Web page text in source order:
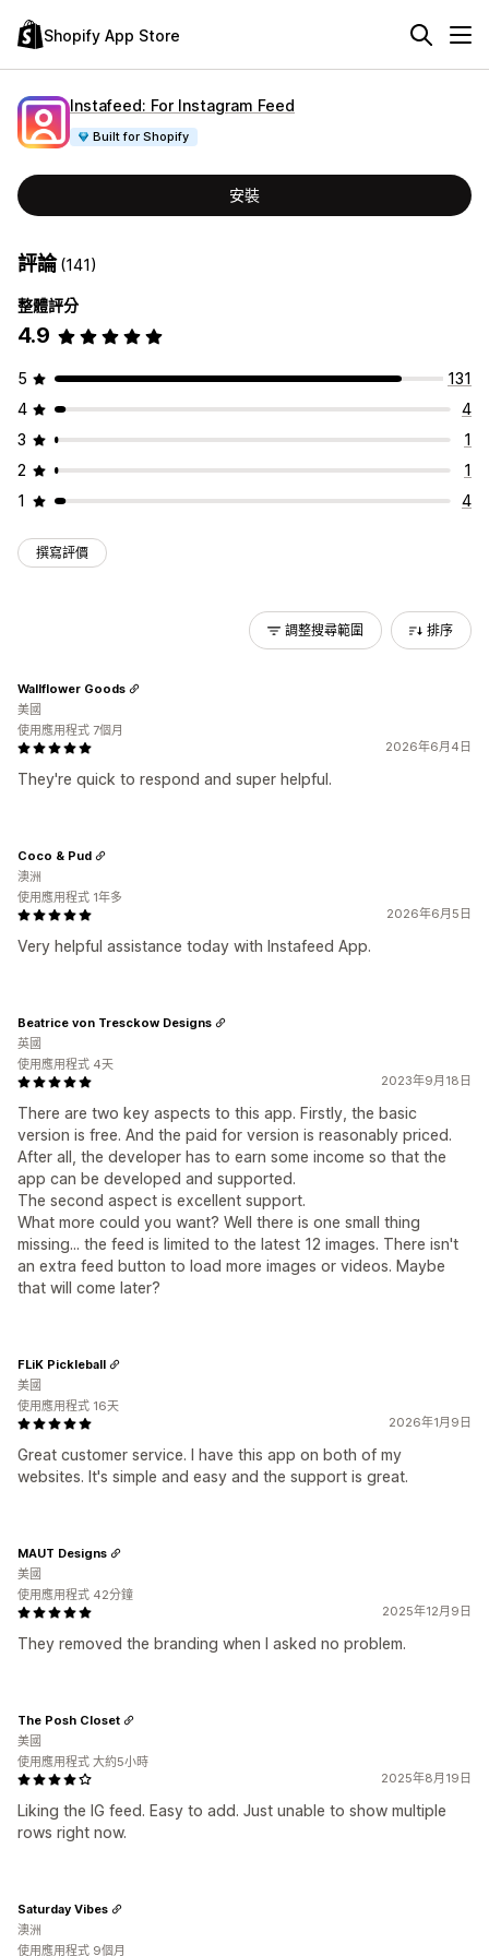
Shopify App Store
Instafeed: For Instagram Feed
Built for Shopify
安裝
評論(141)
整體評分
4.9
5
131
4
4
3
1
2
1
1
4
撰寫評價
調整搜尋範圍 排序
2026年6月4日
They're quick to respond and super helpful.
Wallflower Goods
美國
使用應用程式 7個月
2026年6月5日
Very helpful assistance today with Instafeed App.
Coco & Pud
澳洲
使用應用程式 1年多
2023年9月18日
There are two key aspects to this app. Firstly, the basic
version is free. And the paid for version is reasonably priced.
After all, the developer has to earn some income so that the
app can be developed and supported.
The second aspect is excellent support.
What more could you want? Well there is one small thing
missing... the feed is limited to the latest 12 images. There isn't
an extra feed button to load more images or videos. Maybe
that will come later?
Beatrice von Tresckow Designs
英國
使用應用程式 4天
2026年1月9日
Great customer service. I have this app on both of my
websites. It's simple and easy and the support is great.
FLiK Pickleball
美國
使用應用程式 16天
2025年12月9日
They removed the branding when I asked no problem.
MAUT Designs
美國
使用應用程式 42分鐘
2025年8月19日
Liking the IG feed. Easy to add. Just unable to show multiple
rows right now.
The Posh Closet
美國
使用應用程式 大約5小時
Saturday Vibes
澳洲
使用應用程式 9個月